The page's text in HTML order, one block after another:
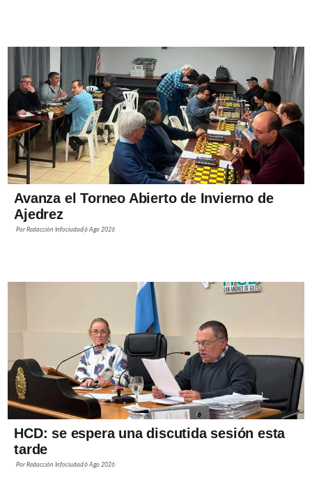
Avanza el Torneo Abierto de Invierno de
Ajedrez
PorRedacción Infociudad6 Ago 2026
HCD: se espera una discutida sesión esta
tarde
PorRedacción Infociudad6 Ago 2026